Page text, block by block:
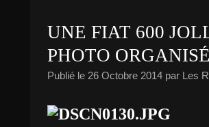
UNE FIAT 600
PHOTO
Publié le 26 Octobre 2014 par Les